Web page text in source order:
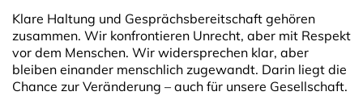
Klare Haltung und Gesprächsbereitschaft gehören
zusammen. Wir konfrontieren Unrecht, aber mit Respekt
vor dem Menschen. Wir widersprechen klar, aber
bleiben einander menschlich zugewandt. Darin liegt die
Chance zur Veränderung – auch für unsere Gesellschaft.